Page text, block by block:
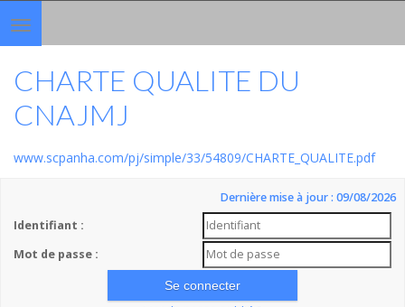
Toggle
navigation
CHARTE QUALITE DU
CNAJMJ
www.scpanha.com/pj/simple/33/54809/CHARTE_QUALITE.pdf
Dernière mise à jour : 09/08/2026
Identifiant :
Mot de passe :